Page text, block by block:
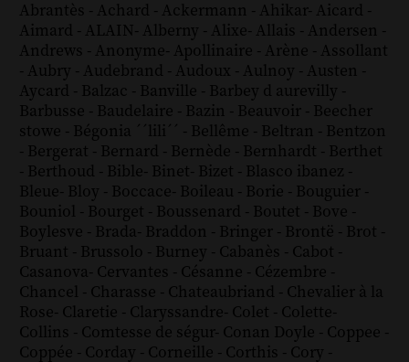
Abrantès - Achard - Ackermann - Ahikar- Aicard -
Aimard - ALAIN- Alberny - Alixe- Allais - Andersen -
Andrews - Anonyme- Apollinaire - Arène - Assollant
- Aubry - Audebrand - Audoux - Aulnoy - Austen -
Aycard - Balzac - Banville - Barbey d aurevilly -
Barbusse - Baudelaire - Bazin - Beauvoir - Beecher
stowe - Bégonia ´´lili´´ - Bellême - Beltran - Bentzon
- Bergerat - Bernard - Bernède - Bernhardt - Berthet
- Berthoud - Bible- Binet- Bizet - Blasco ibanez -
Bleue- Bloy - Boccace- Boileau - Borie - Bouguier -
Bouniol - Bourget - Boussenard - Boutet - Bove -
Boylesve - Brada- Braddon - Bringer - Brontë - Brot -
Bruant - Brussolo - Burney - Cabanès - Cabot -
Casanova- Cervantes - Césanne - Cézembre -
Chancel - Charasse - Chateaubriand - Chevalier à la
Rose- Claretie - Claryssandre- Colet - Colette-
Collins - Comtesse de ségur- Conan Doyle - Coppee -
Coppée - Corday - Corneille - Corthis - Cory -